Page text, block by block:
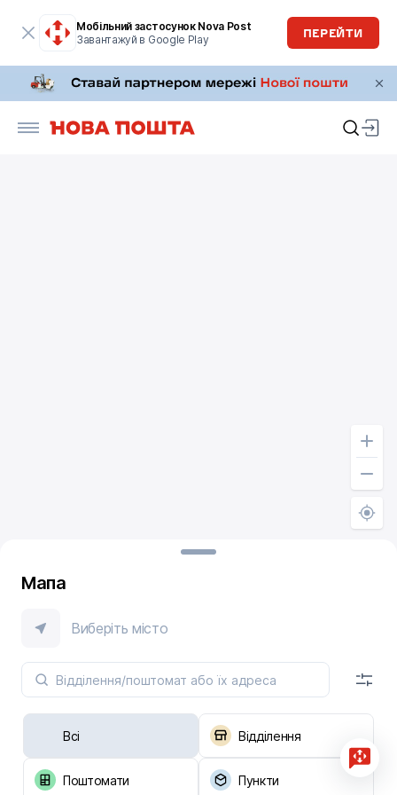
Мобільний застосунок Nova Post
Завантажуй в Google Play
ПЕРЕЙТИ
Мапа
Виберіть місто
Всі Відділення
Поштомати Пункти